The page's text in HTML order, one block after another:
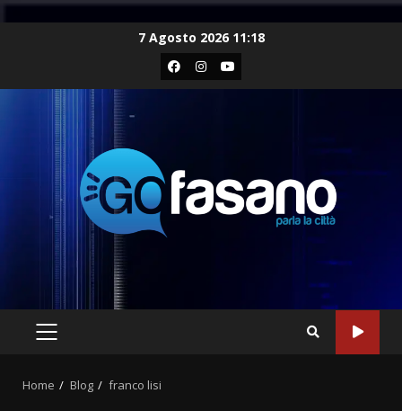
7 Agosto 2026 11:18
Facebook
Instagram
Youtube
PRIMARY
Home Blog franco lisi